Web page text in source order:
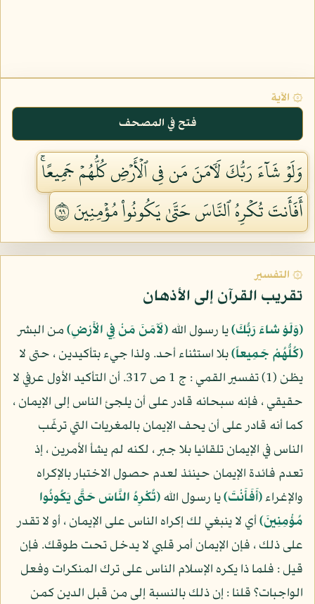
۞ الآية
فتح في المصحف
وَلَوۡ شَآءَ رَبُّكَ لَأٓمَنَ مَن فِي ٱلۡأَرۡضِ كُلُّهُمۡ جَمِيعًاۚ
أَفَأَنتَ تُكۡرِهُ ٱلنَّاسَ حَتَّىٰ يَكُونُواْ مُؤۡمِنِينَ ٩٩
۞ التفسير
تقريب القرآن إلى الأذهان
(وَلَوْ شاءَ رَبُّكَ)يا رسول الله(لَآمَنَ مَنْ فِي الْأَرْضِ)من البشر
(كُلُّهُمْ جَمِيعاً)بلا استثناء أحد. ولذا جيء بتأكيدين ، حتى لا
يظن (1) تفسير القمي : ج 1 ص 317. أن التأكيد الأول عرفي لا
حقيقي ، فإنه سبحانه قادر على أن يلجئ الناس إلى الإيمان ،
كما أنه قادر على أن يحف الإيمان بالمغريات التي ترغّب
الناس في الإيمان تلقائيا بلا جبر ، لكنه لم يشأ الأمرين ، إذ
تعدم فائدة الإيمان حينئذ لعدم حصول الاختبار بالإكراه
والإغراء(أَفَأَنْتَ)يا رسول الله(تُكْرِهُ النَّاسَ حَتَّى يَكُونُوا
مُؤْمِنِينَ)أي لا ينبغي لك إكراه الناس على الإيمان ، أو لا تقدر
على ذلك ، فإن الإيمان أمر قلبي لا يدخل تحت طوقك. فإن
قيل : فلما ذا يكره الإسلام الناس على ترك المنكرات وفعل
الواجبات؟ قلنا : إن ذلك بالنسبة إلى من قبل الدين كمن